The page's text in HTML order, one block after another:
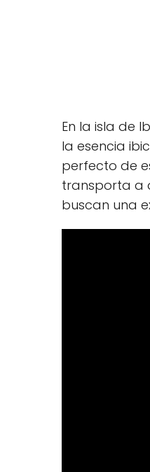
En la isla de
la esencia
perfecto de
transporta a
buscan una